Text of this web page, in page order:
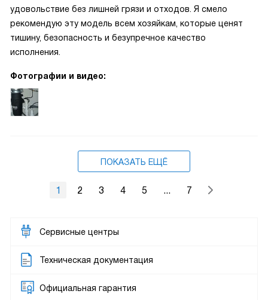
удовольствие без лишней грязи и отходов. Я смело
рекомендую эту модель всем хозяйкам, которые ценят
тишину, безопасность и безупречное качество
исполнения.
Фотографии и видео:
ПОКАЗАТЬ ЕЩЁ
1 2 3 4 5 ... 7
Сервисные центры
Техническая документация
Официальная гарантия